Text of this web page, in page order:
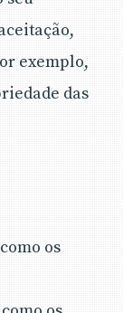
exemplo,
das
os